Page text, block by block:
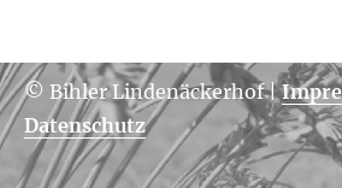
© Bihler Lindenäckerhof|
Datenschutz